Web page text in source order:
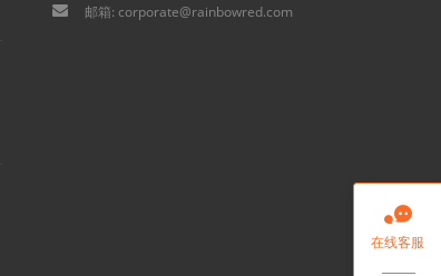
邮箱: corporate@rainbowred.com

在线客服